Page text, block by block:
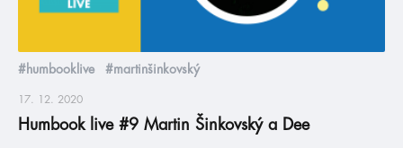
#humbooklive #martinšinkovský
17. 12. 2020
Humbook live #9 Martin Šinkovský a Dee